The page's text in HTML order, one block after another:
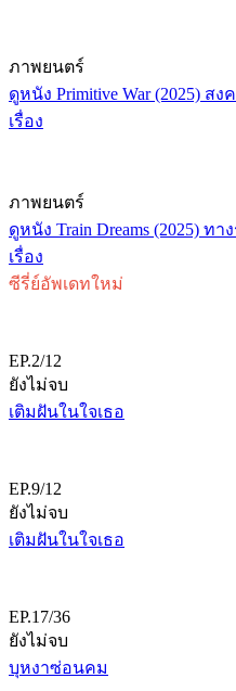
ภาพยนตร์
ดูหนัง Primitive War (2025) ส
เรื่อง
ภาพยนตร์
ดูหนัง Train Dreams (2025) ท
เรื่อง
ซีรี่ย์อัพเดทใหม่
EP.2/12
ยังไม่จบ
เติมฝันในใจเธอ
EP.9/12
ยังไม่จบ
เติมฝันในใจเธอ
EP.17/36
ยังไม่จบ
บุหงาซ่อนคม